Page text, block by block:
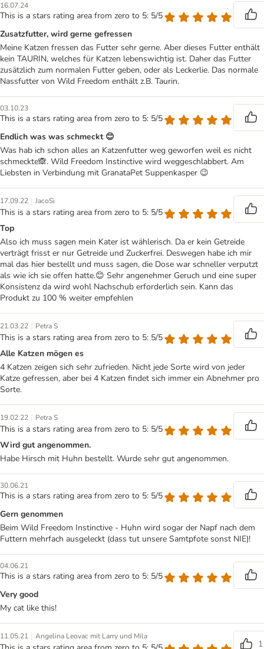
16.07.24
This is a stars rating area from zero to 5: 5/5
Zusatzfutter, wird gerne gefressen
Meine Katzen fressen das Futter sehr gerne. Aber dieses Futter enthält
kein TAURIN, welches für Katzen lebenswichtig ist. Daher das Futter
zusätzlich zum normalen Futter geben, oder als Leckerlie. Das normale
Nassfutter von Wild Freedom enthält z.B. Taurin.
03.10.23
This is a stars rating area from zero to 5: 5/5
Endlich was was schmeckt 😊
Was hab ich schon alles an Katzenfutter weg geworfen weil es nicht
schmeckte🙈. Wild Freedom Instinctive wird weggeschlabbert. Am
Liebsten in Verbindung mit GranataPet Suppenkasper 😉
17.09.22 | JacoSi
This is a stars rating area from zero to 5: 5/5
Top
Also ich muss sagen mein Kater ist wählerisch. Da er kein Getreide
verträgt frisst er nur Getreide und Zuckerfrei. Deswegen habe ich mir
mal das hier bestellt und muss sagen, die Dose war schneller verputzt
als wie ich sie offen hatte.😊 Sehr angenehmer Geruch und eine super
Konsistenz da wird wohl Nachschub erforderlich sein. Kann das
Produkt zu 100 % weiter empfehlen
21.03.22 | Petra S
This is a stars rating area from zero to 5: 5/5
Alle Katzen mögen es
4 Katzen zeigen sich sehr zufrieden. Nicht jede Sorte wird von jeder
Katze gefressen, aber bei 4 Katzen findet sich immer ein Abnehmer pro
Sorte.
19.02.22 | Petra S
This is a stars rating area from zero to 5: 5/5
Wird gut angenommen.
Habe Hirsch mit Huhn bestellt. Wurde sehr gut angenommen.
30.06.21
This is a stars rating area from zero to 5: 5/5
Gern genommen
Beim Wild Freedom Instinctive - Huhn wird sogar der Napf nach dem
Futtern mehrfach ausgeleckt (dass tut unsere Samtpfote sonst NIE)!
04.06.21
This is a stars rating area from zero to 5: 5/5
Very good
My cat like this!
11.05.21 | Angelina Leovac mit Larry und Mila
1